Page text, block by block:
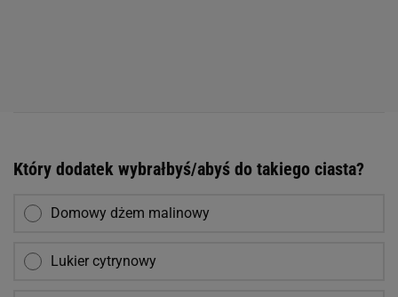
Który dodatek wybrałbyś/abyś do takiego ciasta?
Domowy dżem malinowy
Lukier cytrynowy